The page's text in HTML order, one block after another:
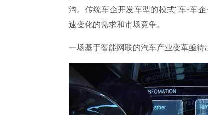
沟。传统车企开发车型的模式“车-车
速变化的需求和市场竞争。
一场基于智能网联的汽车产业变革亟待